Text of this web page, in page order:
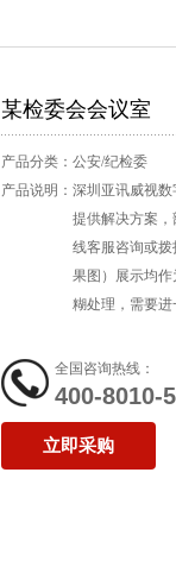
某检委会会议室
产品分类： 公安/纪检委
产品说明： 深圳亚讯威视
提供解决方案
线客服咨询或拨
果图）展示均
糊处理，需要
主核心技术、丰
针对公安、检察
整体数字法庭解
支持”的经营理
全国咨询热线：
400-8010-
立即采购